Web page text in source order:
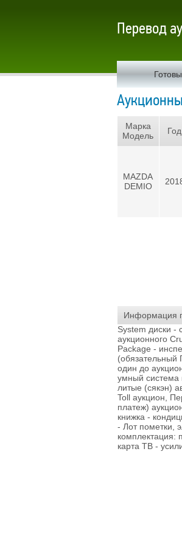
Перевод
Марка
Модель
MAZDA
DEMIO
Год
Информация
System диски -
аукционного
Package -
(обязательный
один до
умный система
литые (сякэн)
Toll аукцион,
платеж)
книжка -
- Лот пометки,
комплектация:
карта ТВ -